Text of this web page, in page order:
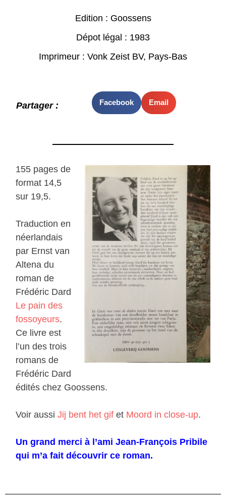
Edition : Goossens
Dépot légal : 1983
Imprimeur : Vonk Zeist BV, Pays-Bas
Partager : Facebook Email
155 pages de
format 14,5
sur 19,5.
Traduction en
néerlandais
par Ernst van
Altena du
roman de
Frédéric Dard
Le pain des
fossoyeurs.
Ce livre est
l’un des trois
romans de
Frédéric Dard
édités chez Goossens.
Voir aussiJij bent het gifet Moord in close-up.
Un grand merci à l’ami Jean-François Pribile
qui m’a fait découvrir ce roman.